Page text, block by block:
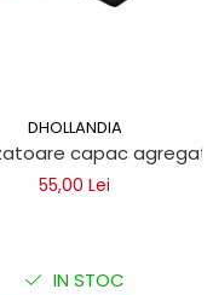
DHOLLANDIA
DHOLLANDIA
capac agregat
55,00 Lei
IN STOC